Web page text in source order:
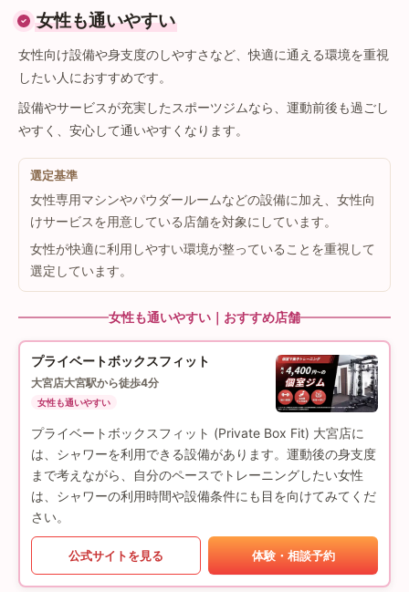
女性も通いやすい
女性向け設備や身支度のしやすさなど、快適に通える環境を重視
したい人におすすめです。
設備やサービスが充実したスポーツジムなら、運動前後も過ごし
やすく、安心して通いやすくなります。
選定基準
女性専用マシンやパウダールームなどの設備に加え、女性向
けサービスを用意している店舗を対象にしています。
女性が快適に利用しやすい環境が整っていることを重視して
選定しています。
女性も通いやすい｜おすすめ店舗
プライベートボックスフィット
大宮店大宮駅から徒歩4分
女性も通いやすい
プライベートボックスフィット (Private Box Fit) 大宮店に
は、シャワーを利用できる設備があります。運動後の身支度
まで考えながら、自分のペースでトレーニングしたい女性
は、シャワーの利用時間や設備条件にも目を向けてみてくだ
さい。
公式サイトを見る 体験・相談予約